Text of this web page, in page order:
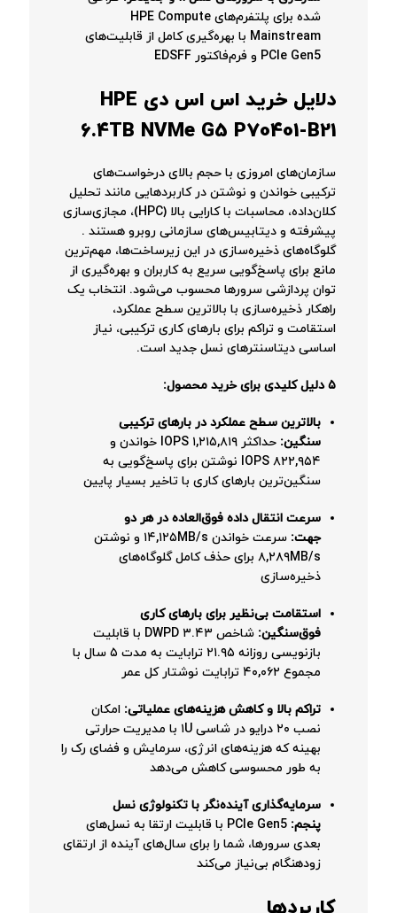
شده برای پلتفرم‌های HPE Compute
Mainstream با بهره‌گیری کامل از قابلیت‌های
PCIe Gen5 و فرم‌فاکتور EDSFF
دلایل خرید اس اس دی HPE
6.4TB NVMe G5 P70401-B21
سازمان‌های امروزی با حجم بالای درخواست‌های
ترکیبی خواندن و نوشتن در کاربردهایی مانند تحلیل
کلان‌داده، محاسبات با کارایی بالا (HPC)، مجازی‌سازی
پیشرفته و دیتابیس‌های سازمانی روبرو هستند .
گلوگاه‌های ذخیره‌سازی در این زیرساخت‌ها، مهم‌ترین
مانع برای پاسخ‌گویی سریع به کاربران و بهره‌گیری از
توان پردازشی سرورها محسوب می‌شود. انتخاب یک
راهکار ذخیره‌سازی با بالاترین سطح عملکرد،
استقامت و تراکم برای بارهای کاری ترکیبی، نیاز
اساسی دیتاسنترهای نسل جدید است.
۵ دلیل کلیدی برای خرید محصول:
بالاترین سطح عملکرد در بارهای ترکیبی
سنگین:
حداکثر ۱,۲۱۵,۸۱۹ IOPS خواندن و
۸۲۲,۹۵۴ IOPS نوشتن برای پاسخ‌گویی به
سنگین‌ترین بارهای کاری با تاخیر بسیار پایین
سرعت انتقال داده فوق‌العاده در هر دو
جهت:
سرعت خواندن ۱۴,۱۲۵MB/s و نوشتن
۸,۲۸۹MB/s برای حذف کامل گلوگاه‌های
ذخیره‌سازی
استقامت بی‌نظیر برای بارهای کاری
فوق‌سنگین:
شاخص ۳.۴۳ DWPD با قابلیت
بازنویسی روزانه ۲۱.۹۵ ترابایت به مدت ۵ سال با
مجموع ۴۰,۰۶۲ ترابایت نوشتار کل عمر
تراکم بالا و کاهش هزینه‌های عملیاتی: امکان
نصب ۲۰ درایو در شاسی ۱U با مدیریت حرارتی
بهینه که هزینه‌های انرژی، سرمایش و فضای رک را
به طور محسوسی کاهش می‌دهد
سرمایه‌گذاری آینده‌نگر با تکنولوژی نسل
پنجم:
PCIe Gen5 با قابلیت ارتقا به نسل‌های
بعدی سرورها، شما را برای سال‌های آینده از ارتقای
زودهنگام بی‌نیاز می‌کند